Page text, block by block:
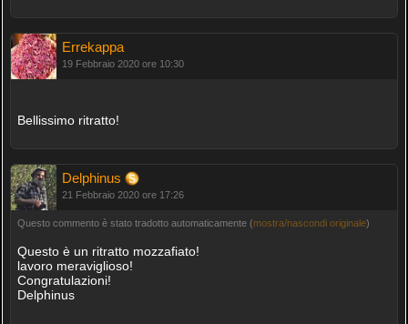
Errekappa
19 Febbraio 2020 ore 10:30
Bellissimo ritratto!
Delphinus
21 Febbraio 2020 ore 17:26
Questo commento è stato tradotto automaticamente (mostra/nascondi originale)
Questo è un ritratto mozzafiato!
lavoro meraviglioso!
Congratulazioni!
Delphinus